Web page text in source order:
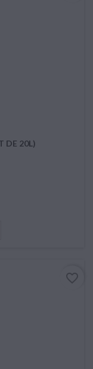
DE 20L)
favorite_border